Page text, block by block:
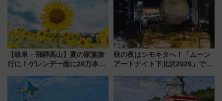
【岐阜・飛騨高山】夏の家族旅
行に！ゲレンデ一面に20万本の
アひまわり園」開園
秋の夜はシモキタへ！「ムーン
アートナイト下北沢2026」でイ
を満喫しよう